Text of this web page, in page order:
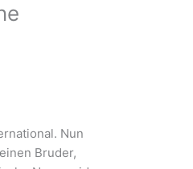
Nun
Bruder,